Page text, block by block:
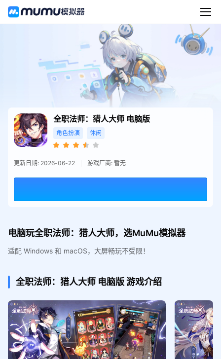
全职法师：猎人大师 电脑版
角色扮演 休闲
更新日期: 2026-06-22 游戏厂商: 暂无
电脑玩全职法师：猎人大师，选MuMu模拟器
适配 Windows 和 macOS，大屏畅玩不受限！
全职法师：猎人大师 电脑版游戏介绍